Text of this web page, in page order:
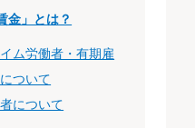
金」とは？
ム労働者・有期雇
ついて
について